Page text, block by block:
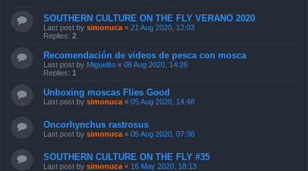
SOUTHERN CULTURE ON THE FLY VERANO 2020
Last post by simonuca « 21 Aug 2020, 12:03
Replies: 2
Recomendación de videos de pesca con mosca
Last post by Miguelito « 06 Aug 2020, 14:26
Replies: 1
Unboxing moscas Flies Good
Last post by simonuca « 05 Aug 2020, 14:48
Oncorhynchus rastrosus
Last post by simonuca « 05 Aug 2020, 07:36
SOUTHERN CULTURE ON THE FLY #35
Last post by simonuca « 16 May 2020, 18:13